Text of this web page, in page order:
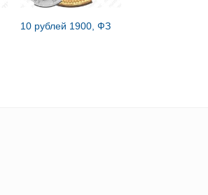
10 рублей 1900, ФЗ